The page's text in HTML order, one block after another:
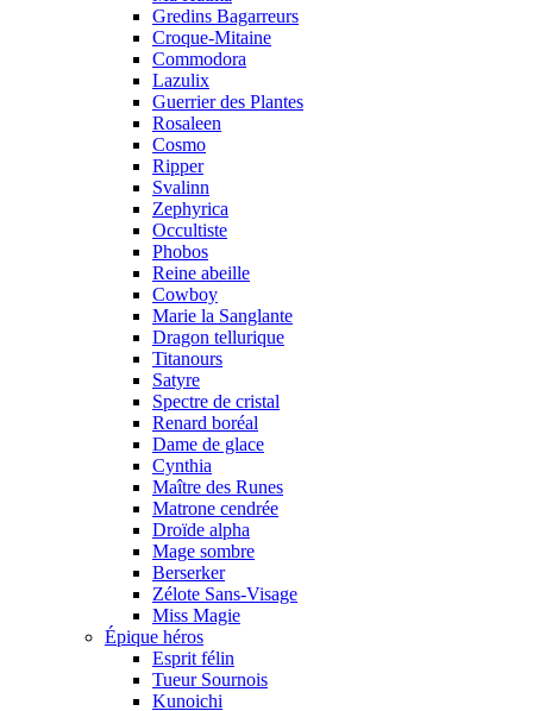
Gredins Bagarreurs
Croque-Mitaine
Commodora
Lazulix
Guerrier des Plantes
Rosaleen
Cosmo
Ripper
Svalinn
Zephyrica
Occultiste
Phobos
Reine abeille
Cowboy
Marie la Sanglante
Dragon tellurique
Titanours
Satyre
Spectre de cristal
Renard boréal
Dame de glace
Cynthia
Maître des Runes
Matrone cendrée
Droïde alpha
Mage sombre
Berserker
Zélote Sans-Visage
Miss Magie
Épique héros
Esprit félin
Tueur Sournois
Kunoichi